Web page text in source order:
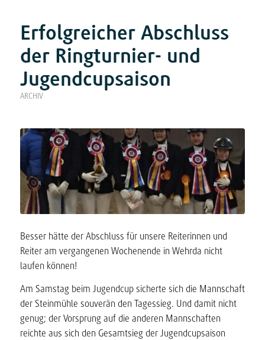
Erfolgreicher Abschluss
der Ringturnier- und
Jugendcupsaison
ARCHIV
Besser hätte der Abschluss für unsere Reiterinnen und
Reiter am vergangenen Wochenende in Wehrda nicht
laufen können!
Am Samstag beim Jugendcup sicherte sich die Mannschaft
der Steinmühle souverän den Tagessieg. Und damit nicht
genug; der Vorsprung auf die anderen Mannschaften
reichte aus sich den Gesamtsieg der Jugendcupsaison